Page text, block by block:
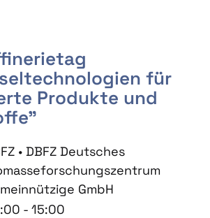
für
Produkte und
• DBFZ Deutsches
GmbH
- 15:00